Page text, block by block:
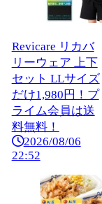
Revicare リカバ
リーウェア 上下
セット LLサイズ
だけ1,980円！プ
ライム会員は送
料無料！
2026/08/06
22:52